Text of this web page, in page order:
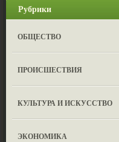
Рубрики
ОБЩЕСТВО
ПРОИСШЕСТВИЯ
КУЛЬТУРА И ИСКУССТВО
ЭКОНОМИКА